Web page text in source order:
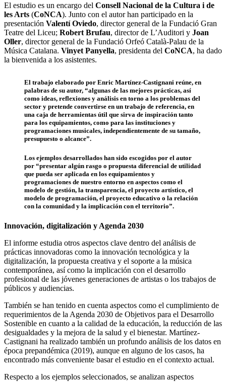
El estudio es un encargo del Consell Nacional de la Cultura i de
les Arts (CoNCA). Junto con el autor han participado en la
presentación Valentí Oviedo, director general de la Fundació Gran
Teatre del Liceu; Robert Brufau, director de L’Auditori y Joan
Oller, director general de la Fundació Orfeó Català-Palau de la
Música Catalana. Vinyet Panyella, presidenta del CoNCA, ha dado
la bienvenida a los asistentes.
El trabajo elaborado por Enric Martínez-Castignani reúne, en
palabras de su autor, “algunas de las mejores prácticas, así
como ideas, reflexiones y análisis en torno a los problemas del
sector y pretende convertirse en un trabajo de referencia, en
una caja de herramientas útil que sirva de inspiración tanto
para los equipamientos, como para las instituciones y
programaciones musicales, independientemente de su tamaño,
presupuesto o alcance”.
Los ejemplos desarrollados han sido escogidos por el autor
por “presentar algún rasgo o propuesta diferencial de utilidad
que pueda ser aplicada en los equipamientos y
programaciones de nuestro entorno en aspectos como el
modelo de gestión, la transparencia, el proyecto artístico, el
modelo de programación, el proyecto educativo o la relación
con la comunidad y la implicación con el territorio”.
Innovación, digitalización y Agenda 2030
El informe estudia otros aspectos clave dentro del análisis de
prácticas innovadoras como la innovación tecnológica y la
digitalización, la propuesta creativa y el soporte a la música
contemporánea, así como la implicación con el desarrollo
profesional de las jóvenes generaciones de artistas o los trabajos de
públicos y audiencias.
También se han tenido en cuenta aspectos como el cumplimiento de
requerimientos de la Agenda 2030 de Objetivos para el Desarrollo
Sostenible en cuanto a la calidad de la educación, la reducción de las
desigualdades y la mejora de la salud y el bienestar. Martínez-
Castignani ha realizado también un profundo análisis de los datos en
época prepandémica (2019), aunque en alguno de los casos, ha
encontrado más conveniente basar el estudio en el contexto actual.
Respecto a los ejemplos seleccionados, se analizan aspectos